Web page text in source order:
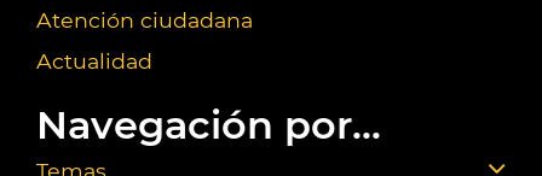
Atención ciudadana
Actualidad
Navegación por...
Temas